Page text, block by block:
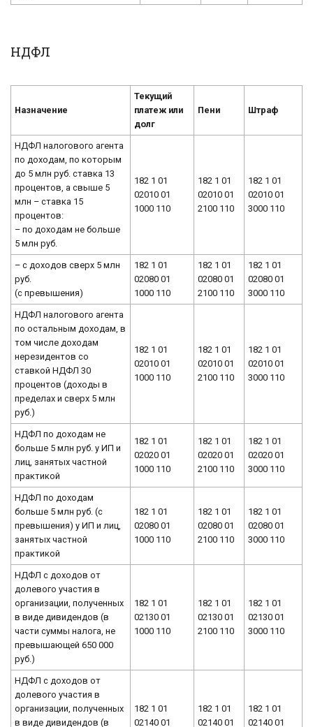
НДФЛ
Назначение
Текущий
платеж или
долг
Пени Штраф
НДФЛ налогового агента
по доходам, по которым
до 5 млн руб. ставка 13
процентов, а свыше 5
млн – ставка 15
процентов:
– по доходам не больше
5 млн руб.
182 1 01
02010 01
1000 110
182 1 01
02010 01
2100 110
182 1 01
02010 01
3000 110
– с доходов сверх 5 млн
руб.
(с превышения)
182 1 01
02080 01
1000 110
182 1 01
02080 01
2100 110
182 1 01
02080 01
3000 110
НДФЛ налогового агента
по остальным доходам, в
том числе доходам
нерезидентов со
ставкой НДФЛ 30
процентов (доходы в
пределах и сверх 5 млн
руб.)
182 1 01
02010 01
1000 110
182 1 01
02010 01
2100 110
182 1 01
02010 01
3000 110
НДФЛ по доходам не
больше 5 млн руб. у ИП и
лиц, занятых частной
практикой
182 1 01
02020 01
1000 110
182 1 01
02020 01
2100 110
182 1 01
02020 01
3000 110
НДФЛ по доходам
больше 5 млн руб. (с
превышения) у ИП и лиц,
занятых частной
практикой
182 1 01
02080 01
1000 110
182 1 01
02080 01
2100 110
182 1 01
02080 01
3000 110
НДФЛ с доходов от
долевого участия в
организации, полученных
в виде дивидендов (в
части суммы налога, не
превышающей 650 000
руб.)
182 1 01
02130 01
1000 110
182 1 01
02130 01
2100 110
182 1 01
02130 01
3000 110
НДФЛ с доходов от
долевого участия в
организации, полученных
в виде дивидендов (в
182 1 01
02140 01
182 1 01
02140 01
182 1 01
02140 01